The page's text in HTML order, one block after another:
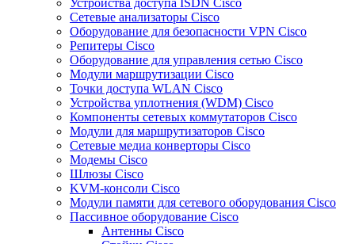
Устройства доступа ISDN Cisco
Сетевые анализаторы Cisco
Оборудование для безопасности VPN Cisco
Репитеры Cisco
Оборудование для управления сетью Cisco
Модули маршрутизации Cisco
Точки доступа WLAN Cisco
Устройства уплотнения (WDM) Cisco
Компоненты сетевых коммутаторов Cisco
Модули для маршрутизаторов Cisco
Сетевые медиа конверторы Cisco
Модемы Cisco
Шлюзы Cisco
KVM-консоли Cisco
Модули памяти для сетевого оборудования Cisco
Пассивное оборудование Cisco
Антенны Cisco